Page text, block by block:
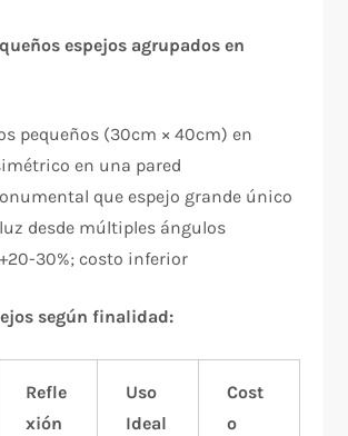
espejos agrupados en
pequeños (30cm × 40cm) en
en una pared
que espejo grande único
desde múltiples ángulos
30%; costo inferior
según finalidad:
Refle
xión
Uso
Ideal
Cost
o